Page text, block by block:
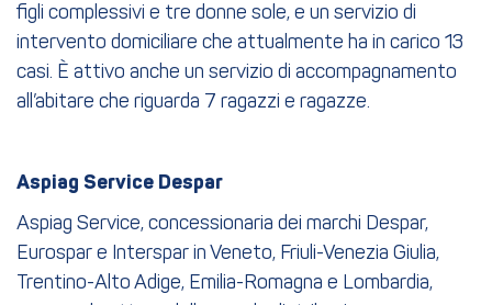
figli complessivi e tre donne sole, e un servizio di
intervento domiciliare che attualmente ha in carico 13
casi. È attivo anche un servizio di accompagnamento
all’abitare che riguarda 7 ragazzi e ragazze.
Aspiag Service Despar
Aspiag Service, concessionaria dei marchi Despar,
Eurospar e Interspar in Veneto, Friuli-Venezia Giulia,
Trentino-Alto Adige, Emilia-Romagna e Lombardia,